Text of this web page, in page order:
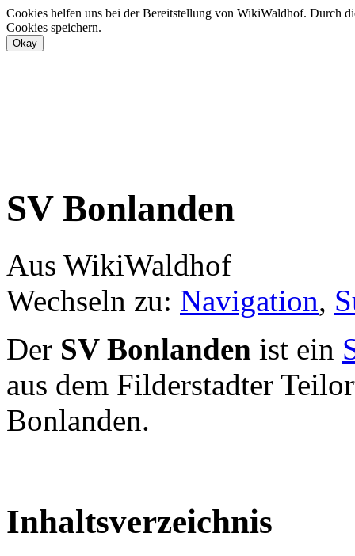
Cookies helfen uns bei der Bereitstellung von WikiWaldhof. Durch
Cookies speichern.
SV Bonlanden
Aus WikiWaldhof
Wechseln zu: Navigation,
Der SV Bonlanden ist ein
aus dem Filderstadter
Bonlanden.
Inhaltsverzeichnis